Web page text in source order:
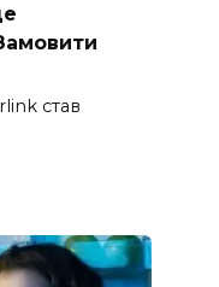
став